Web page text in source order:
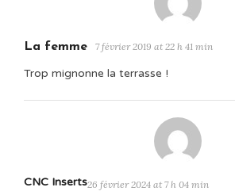
La femme 7 février 2019 at 22 h 41 min
Trop mignonne la terrasse !
CNC Inserts26 février 2024 at 7 h 04 min